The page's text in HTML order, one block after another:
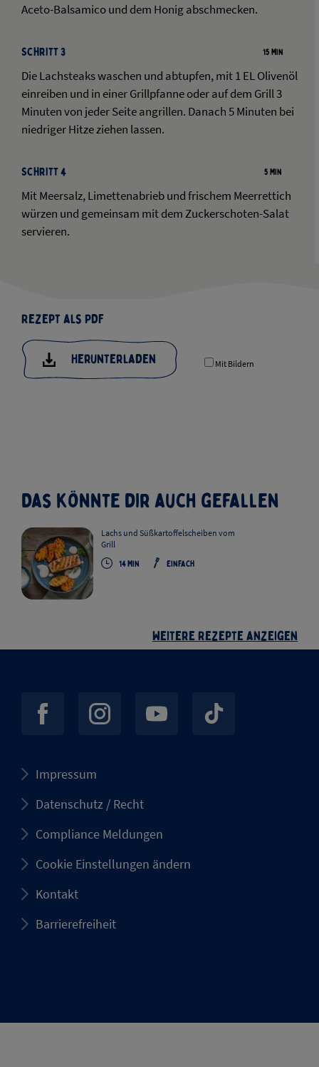
Aceto-Balsamico und dem Honig abschmecken.
Schritt 3 15 Min
Die Lachsteaks waschen und abtupfen, mit 1 EL Olivenöl
einreiben und in einer Grillpfanne oder auf dem Grill 3
Minuten von jeder Seite angrillen. Danach 5 Minuten bei
niedriger Hitze ziehen lassen.
Schritt 4 5 Min
Mit Meersalz, Limettenabrieb und frischem Meerrettich
würzen und gemeinsam mit dem Zuckerschoten-Salat
servieren.
Rezept als PDF
Herunterladen Mit Bildern
Das könnte dir auch gefallen
Lachs und Süßkartoffelscheiben vom
Grill
14Min Einfach
Weitere Rezepte anzeigen
Impressum
Datenschutz / Recht
Compliance Meldungen
Cookie Einstellungen ändern
Kontakt
Barrierefreiheit